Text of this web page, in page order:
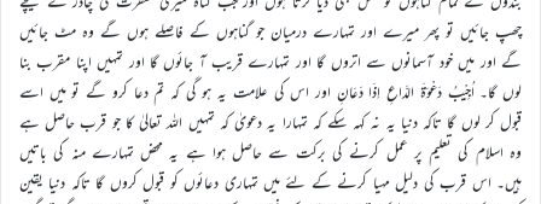
چھپ جائیں تو پھر میرے اور تمہارے درمیان جو گناہوں کے فاصلے ہوں گے وہ مٹ جائیں
گے اور میں خود آسمانوں سے اتروں گا اور تمہارے قریب آ جائوں گا اور تمہیں اپنا مقرب بنا
لوں گا۔ اُجِیْبُ دَعْوَۃَ الدَّاعِ اِذَا دَعَانِ اور اس کی علامت یہ ہو گی کہ تم دعا کرو گے تو میں اسے
قبول کر لوں گا تاکہ دنیا یہ نہ کہہ سکے کہ تمہارا یہ دعویٰ کہ تمہیں اللہ تعالیٰ کا جو قرب حاصل ہے
وہ اسلام کی تعلیم پر عمل کرنے کی برکت سے حاصل ہوا ہے یہ محض تمہارے منہ کی باتیں
ہیں۔ اس قرب کی دلیل مہیا کرنے کے لئے میں تمہاری دعائوں کو قبول کروں گا تاکہ دنیا یقین